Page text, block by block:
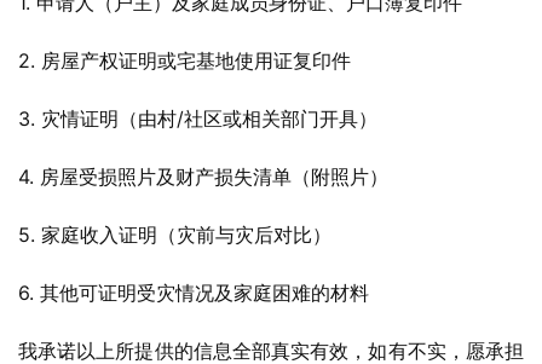
2. 房屋产权证明或宅基地使用证复印件
3. 灾情证明（由村/社区或相关部门开具）
4. 房屋受损照片及财产损失清单（附照片）
5. 家庭收入证明（灾前与灾后对比）
6. 其他可证明受灾情况及家庭困难的材料
我承诺以上所提供的信息全部真实有效，如有不实，愿承担